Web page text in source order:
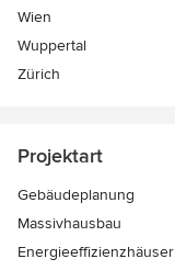
Wien
Wuppertal
Zürich
Projektart
Gebäudeplanung
Massivhausbau
Energieeffizienzhäuser